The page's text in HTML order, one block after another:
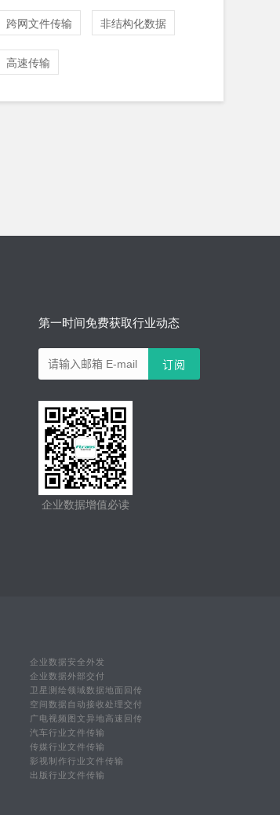
跨网文件传输 非结构化数据
高速传输
第一时间免费获取行业动态
企业数据增值必读
企业数据安全外发
企业数据外部交付
卫星测绘领域数据地面回传
空间数据自动接收处理交付
广电视频图文异地高速回传
汽车行业文件传输
传媒行业文件传输
影视制作行业文件传输
出版行业文件传输